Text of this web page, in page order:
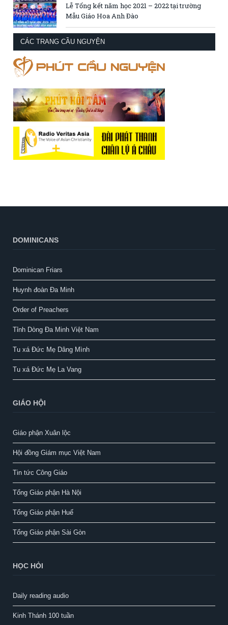
Lễ Tổng kết năm học 2021 – 2022 tại trường
Mẫu Giáo Hoa Anh Đào
CÁC TRANG CẦU NGUYỆN
DOMINICANS
Dominican Friars
Huynh đoàn Đa Minh
Order of Preachers
Tỉnh Dòng Đa Minh Việt Nam
Tu xá Đức Mẹ Dâng Mình
Tu xá Đức Mẹ La Vang
GIÁO HỘI
Giáo phận Xuân lộc
Hội đồng Giám mục Việt Nam
Tin tức Công Giáo
Tổng Giáo phận Hà Nội
Tổng Giáo phận Huế
Tổng Giáo phận Sài Gòn
HỌC HỎI
Daily reading audio
Kinh Thánh 100 tuần